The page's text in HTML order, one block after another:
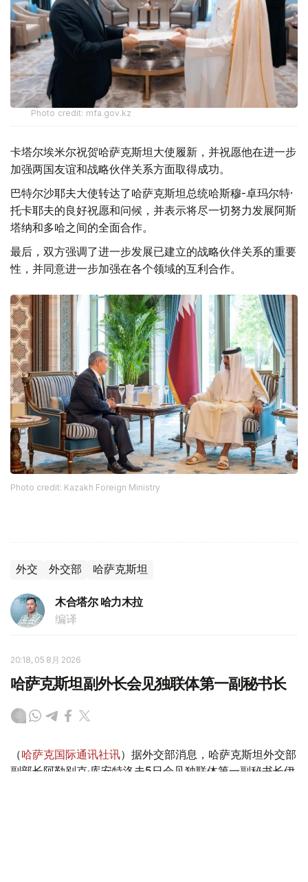
Photo credit: mfa.gov.kz
卡塔尔埃米尔祝贺哈萨克斯坦大使履新，并祝愿他在进一步
加强两国友谊和战略伙伴关系方面取得成功。
巴特尔沙耶夫大使转达了哈萨克斯坦总统哈斯穆-卓玛尔特·
托卡耶夫的良好祝愿和问候，并表示将尽一切努力发展阿斯
塔纳和多哈之间的全面合作。
最后，双方强调了进一步发展已建立的战略伙伴关系的重要
性，并同意进一步加强在各个领域的互利合作。
Photo credit: Kazakh Foreign Ministry
外交 外交部 哈萨克斯坦
木合塔尔 哈力木拉
编译
20:18, 05 8月 2026
哈萨克斯坦副外长会见独联体第一副秘书长
（哈萨克国际通讯社讯）据外交部消息，哈萨克斯坦外交部
副部长阿勒别克·库安特洛夫5日会见独联体第一副秘书长伊